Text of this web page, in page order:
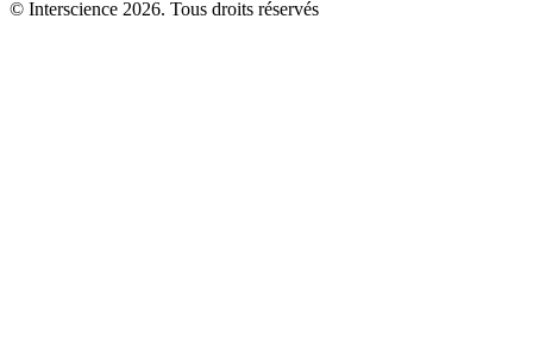
© Interscience 2026. Tous droits réservés